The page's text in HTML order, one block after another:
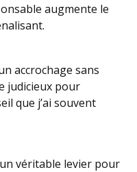
augmente le
accrochage sans
judicieux pour
que j’ai souvent
véritable levier pour